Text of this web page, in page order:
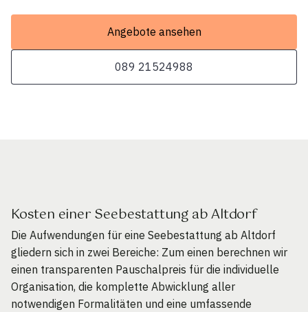
Angebote ansehen
089 21524988
Kosten einer Seebestattung ab Altdorf
Die Aufwendungen für eine Seebestattung ab Altdorf
gliedern sich in zwei Bereiche: Zum einen berechnen wir
einen transparenten Pauschalpreis für die individuelle
Organisation, die komplette Abwicklung aller
notwendigen Formalitäten und eine umfassende